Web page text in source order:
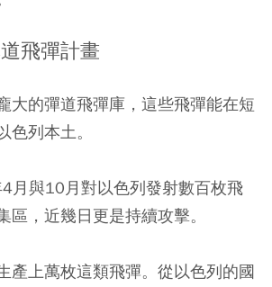
飛彈計畫
大的彈道飛彈庫，這些飛彈能在短
色列本土。
月與10月對以色列發射數百枚飛
區，近幾日更是持續攻擊。
產上萬枚這類飛彈。從以色列的國